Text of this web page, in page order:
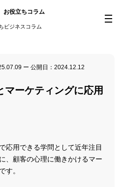
お役立ちコラム
ビジネスコラム
ー 公開日： 2024.12.12
マーケティングに応用
応用できる学問として近年注目
、顧客の心理に働きかけるマー
す。